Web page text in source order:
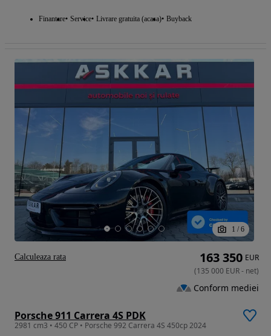
Finantare Service Livrare gratuita (acasa) Buyback
1 / 6
Porsche 911 Carrera 4S PDK
2981 cm3 • 450 CP • Porsche 992 Carrera 4S 450cp 2024
163 350 EUR
(135 000 EUR- net)
Conform mediei
Calculeaza rata